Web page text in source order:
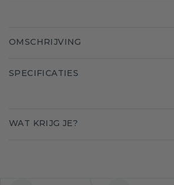
OMSCHRIJVING
SPECIFICATIES
WAT KRIJG JE?